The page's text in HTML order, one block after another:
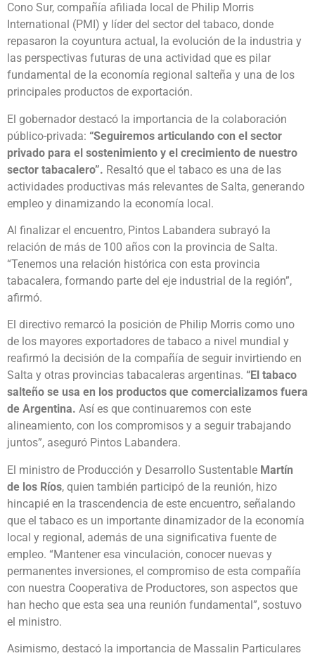
Cono Sur, compañía afiliada local de Philip Morris
International (PMI) y líder del sector del tabaco, donde
repasaron la coyuntura actual, la evolución de la industria y
las perspectivas futuras de una actividad que es pilar
fundamental de la economía regional salteña y una de los
principales productos de exportación.
El gobernador destacó la importancia de la colaboración
público-privada: “Seguiremos articulando con el sector
privado para el sostenimiento y el crecimiento de nuestro
sector tabacalero”. Resaltó que el tabaco es una de las
actividades productivas más relevantes de Salta, generando
empleo y dinamizando la economía local.
Al finalizar el encuentro, Pintos Labandera subrayó la
relación de más de 100 años con la provincia de Salta.
“Tenemos una relación histórica con esta provincia
tabacalera, formando parte del eje industrial de la región”,
afirmó.
El directivo remarcó la posición de Philip Morris como uno
de los mayores exportadores de tabaco a nivel mundial y
reafirmó la decisión de la compañía de seguir invirtiendo en
Salta y otras provincias tabacaleras argentinas. “El tabaco
salteño se usa en los productos que comercializamos fuera
de Argentina. Así es que continuaremos con este
alineamiento, con los compromisos y a seguir trabajando
juntos”, aseguró Pintos Labandera.
El ministro de Producción y Desarrollo Sustentable Martín
de los Ríos, quien también participó de la reunión, hizo
hincapié en la trascendencia de este encuentro, señalando
que el tabaco es un importante dinamizador de la economía
local y regional, además de una significativa fuente de
empleo. “Mantener esa vinculación, conocer nuevas y
permanentes inversiones, el compromiso de esta compañía
con nuestra Cooperativa de Productores, son aspectos que
han hecho que esta sea una reunión fundamental”, sostuvo
el ministro.
Asimismo, destacó la importancia de Massalin Particulares